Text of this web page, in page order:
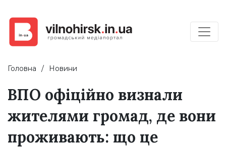
Головна Новини
ВПО офіційно визнали
жителями громад, де вони
проживають: що це